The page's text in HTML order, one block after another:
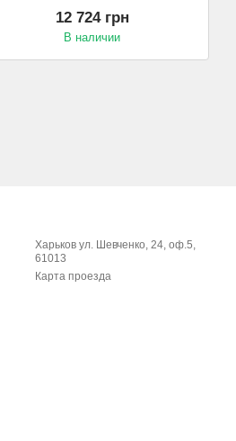
12 724 грн
В наличии
Харьков ул. Шевченко, 24, оф.5,
61013
Карта проезда